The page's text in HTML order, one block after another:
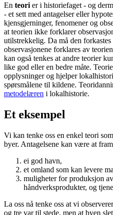
En teori er i historiefaget - og
- et sett med antagelser eller
kjensgjerninger, fenomener og
at teorien ikke forklarer
utilstrekkelig. Da må den
observasjonene forklares av
kan også tenkes at andre teorier
like god eller en bedre måte.
opplysninger og hjelper
spørsmålene til kildene.
metodelæren i lokalhistorie.
Et eksempel
Vi kan tenke oss en enkel teori
byer. Antagelsene kan være at
ei god havn,
et omland som kan levere
muligheter for produksjon
håndverksprodukter, og
La oss nå tenke oss at vi
og tre var til stede, men at byen